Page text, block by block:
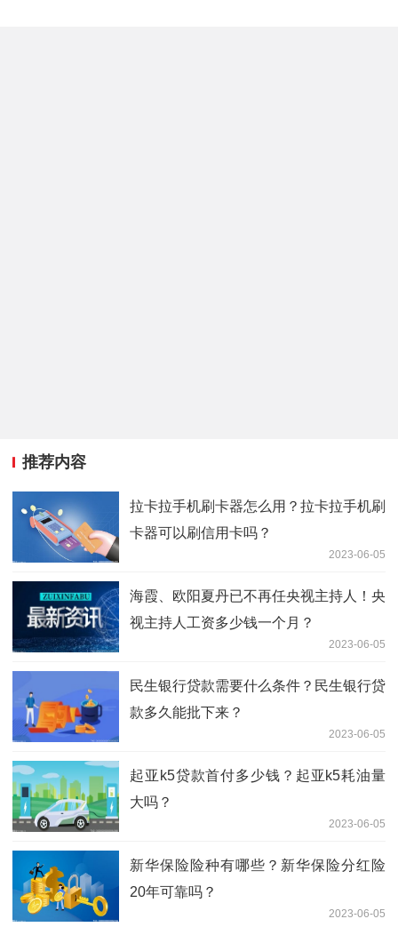
推荐内容
拉卡拉手机刷卡器怎么用？拉卡拉手机刷
卡器可以刷信用卡吗？
2023-06-05
海霞、欧阳夏丹已不再任央视主持人！央
视主持人工资多少钱一个月？
2023-06-05
民生银行贷款需要什么条件？民生银行贷
款多久能批下来？
2023-06-05
起亚k5贷款首付多少钱？起亚k5耗油量
大吗？
2023-06-05
新华保险险种有哪些？新华保险分红险
20年可靠吗？
2023-06-05